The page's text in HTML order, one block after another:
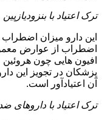
ترک اعتیاد با بنزودیازپین
این دارو میزان
اضطراب از عوارض
افیون هایی چون
پزشکان در تجویز این
آن اعتیادآور است.
ترک اعتیاد با داروهای